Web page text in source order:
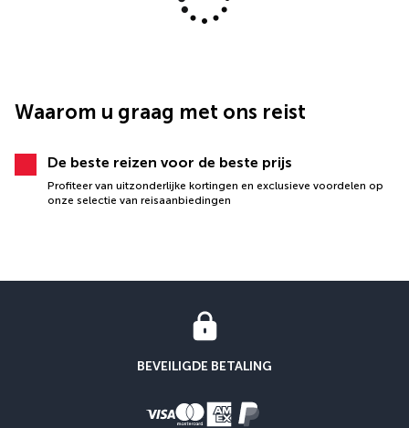
Waarom u graag met ons reist
De beste reizen voor de beste prijs
Profiteer van uitzonderlijke kortingen en exclusieve voordelen op
onze selectie van reisaanbiedingen
BEVEILIGDE BETALING